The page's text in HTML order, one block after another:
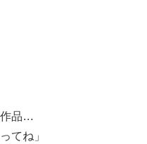
作品…
てね」